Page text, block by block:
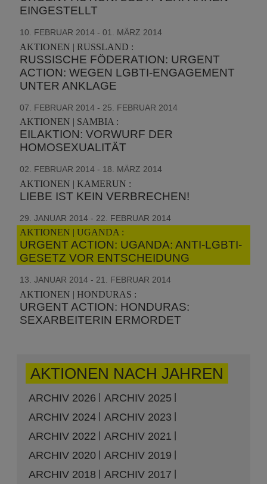
EINGESTELLT
10. FEBRUAR 2014 - 01. MÄRZ 2014
AKTIONEN | RUSSLAND :
RUSSISCHE FÖDERATION: URGENT
ACTION: WEGEN LGBTI-ENGAGEMENT
UNTER ANKLAGE
07. FEBRUAR 2014 - 25. FEBRUAR 2014
AKTIONEN | SAMBIA :
EILAKTION: VORWURF DER
HOMOSEXUALITÄT
02. FEBRUAR 2014 - 18. MÄRZ 2014
AKTIONEN | KAMERUN :
LIEBE IST KEIN VERBRECHEN!
29. JANUAR 2014 - 22. FEBRUAR 2014
AKTIONEN | UGANDA :
URGENT ACTION: UGANDA: ANTI-LGBTI-
GESETZ VOR ENTSCHEIDUNG
13. JANUAR 2014 - 21. FEBRUAR 2014
AKTIONEN | HONDURAS :
URGENT ACTION: HONDURAS:
SEXARBEITERIN ERMORDET
AKTIONEN NACH JAHREN
ARCHIV 2026
ARCHIV 2025
ARCHIV 2024
ARCHIV 2023
ARCHIV 2022
ARCHIV 2021
ARCHIV 2020
ARCHIV 2019
ARCHIV 2018
ARCHIV 2017